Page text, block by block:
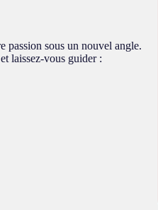
passion sous un nouvel angle.
laissez-vous guider :